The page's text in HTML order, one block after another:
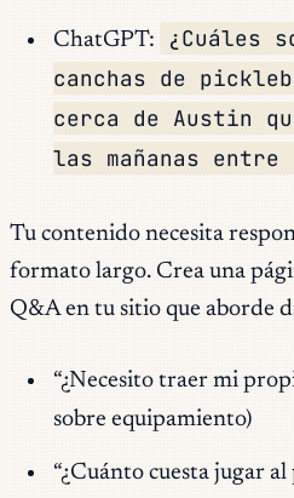
ChatGPT:
¿Cuáles
canchas de
cerca de Austin
las mañanas entre
Tu contenido necesita
formato largo. Crea una
Q&A en tu sitio que aborde
“¿Necesito traer mi
sobre equipamiento)
“¿Cuánto cuesta jugar